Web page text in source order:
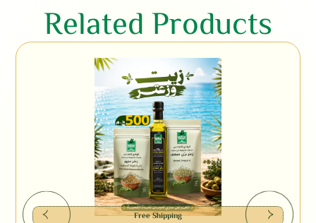
Related Products
Free Shipping